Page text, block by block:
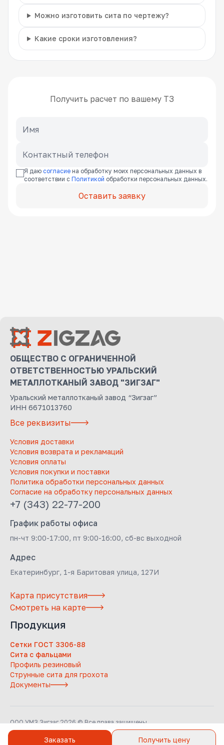
Можно изготовить сита по чертежу?
Какие сроки изготовления?
Получить расчет по вашему ТЗ
Я даю согласие на обработку моих персональных данных в
соответствии с Политикой обработки персональных данных.
Оставить заявку
Заказать Получить цену
ОБЩЕСТВО С ОГРАНИЧЕННОЙ
ОТВЕТСТВЕННОСТЬЮ УРАЛЬСКИЙ
МЕТАЛЛОТКАНЫЙ ЗАВОД "ЗИГЗАГ"
Уральский металлотканый завод “Зигзаг”
ИНН 6671013760
Все реквизиты
Условия доставки
Условия возврата и рекламаций
Условия оплаты
Условия покупки и поставки
Политика обработки персональных данных
Согласие на обработку персональных данных
+7 (343) 22-77-200
График работы офиса
пн-чт 9:00-17:00, пт 9:00-16:00, сб-вс выходной
Адрес
Екатеринбург, 1-я Баритовая улица, 127И
Карта присутствия
Смотреть на карте
Продукция
Сетки ГОСТ 3306-88
Сита с фальцами
Профиль резиновый
Струнные сита для грохота
Документы
ООО УМЗ Зигзаг 2026 © Все права защищены